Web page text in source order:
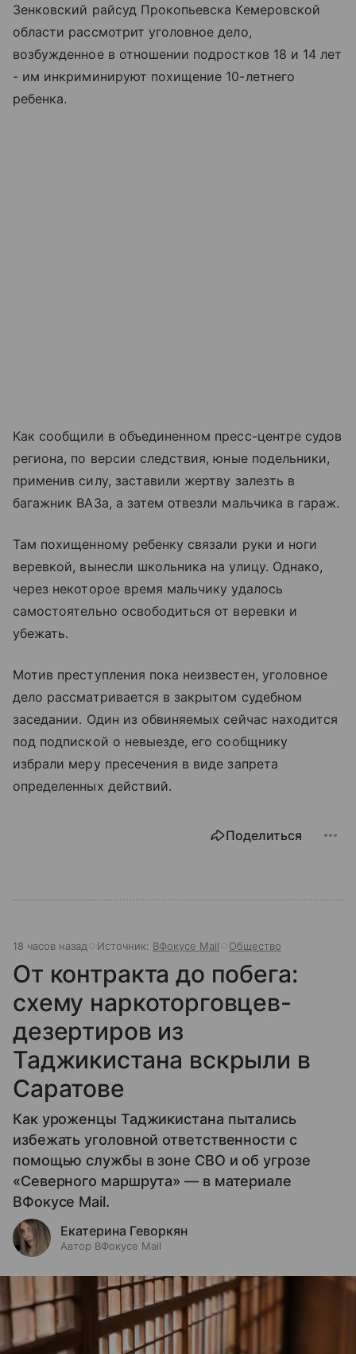
Зенковский райсуд Прокопьевска Кемеровской
области рассмотрит уголовное дело,
возбужденное в отношении подростков 18 и 14 лет
- им инкриминируют похищение 10-летнего
ребенка.
Как сообщили в объединенном пресс-центре судов
региона, по версии следствия, юные подельники,
применив силу, заставили жертву залезть в
багажник ВАЗа, а затем отвезли мальчика в гараж.
Там похищенному ребенку связали руки и ноги
веревкой, вынесли школьника на улицу. Однако,
через некоторое время мальчику удалось
самостоятельно освободиться от веревки и
убежать.
Мотив преступления пока неизвестен, уголовное
дело рассматривается в закрытом судебном
заседании. Один из обвиняемых сейчас находится
под подпиской о невыезде, его сообщнику
избрали меру пресечения в виде запрета
определенных действий.
Поделиться
18 часов назад Источник: ВФокусе Mail Общество
От контракта до побега:
схему наркоторговцев-
дезертиров из
Таджикистана вскрыли в
Саратове
Как уроженцы Таджикистана пытались
избежать уголовной ответственности с
помощью службы в зоне СВО и об угрозе
«Северного маршрута» — в материале
ВФокусе Mail.
Екатерина Геворкян
Автор ВФокусе Mail